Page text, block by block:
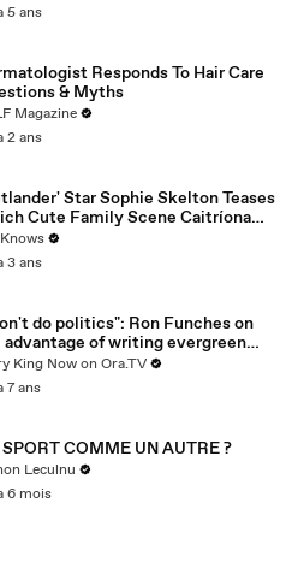
5 ans
Responds To Hair Care
& Myths
Magazine
2 ans
Star Sophie Skelton Teases
Cute Family Scene Caitríona
Directed & Gives the Ultimate
Heughan Impersonation
3 ans
do politics": Ron Funches on
advantage of writing evergreen
King Now on Ora.TV
7 ans
SPORT COMME UN AUTRE ?
Leculnu
6 mois